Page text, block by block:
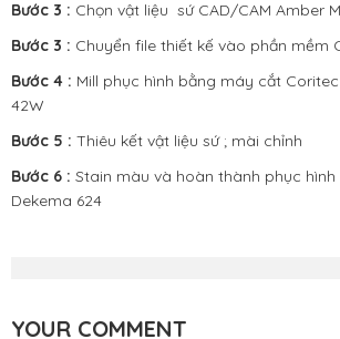
Bước 3 : Chọn vật liệu sứ CAD/CAM Amber
Bước 3 : Chuyển file thiết kế vào phần mềm
Bước 4 : Mill phục hình bằng máy cắt
42W
Bước 5 : Thiêu kết vật liệu sứ ; mài chỉnh
Bước 6 : Stain màu và hoàn thành phục hình
Dekema 624
YOUR COMMENT